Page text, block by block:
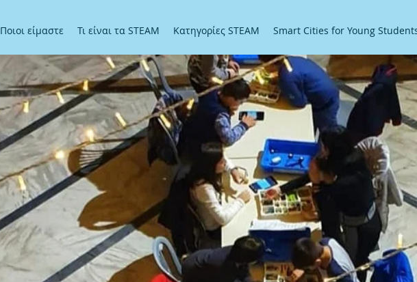
Ποιοι είμαστε Τι είναι τα STEAM Κατηγορίες STEAM Smart Cities for Young